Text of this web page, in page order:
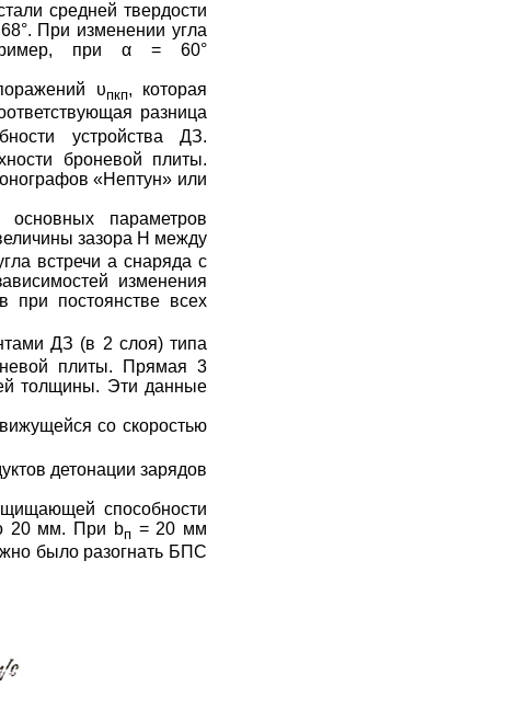
средней твердости
При изменении угла
приα = 60°
υпкп, которая
разница
устройства ДЗ.
броневой плиты.
«Нептун» или
параметров
зазора Н между
встречи а снаряда с
изменения
при постоянстве всех
ДЗ (в 2 слоя) типа
плиты.
Прямая 3
толщины. Эти данные
со скоростью
детонации зарядов
способности
20 мм. При bп= 20 мм
было разогнать БПС